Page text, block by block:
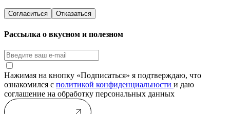
Согласиться Отказаться
Рассылка о вкусном и полезном
Нажимая на кнопку «Подписаться» я подтверждаю, что
ознакомился с политикой конфиденциальности и даю
соглашение на обработку персональных данных